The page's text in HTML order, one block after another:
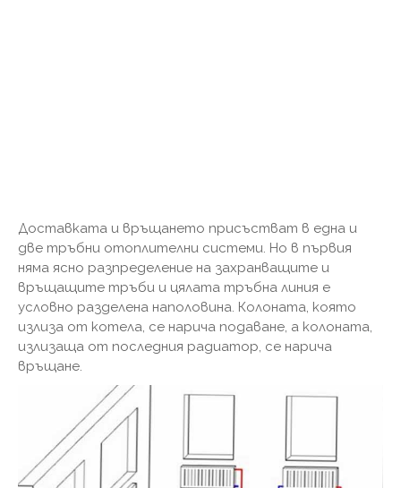
Доставката и връщането присъстват в една и
две тръбни отоплителни системи. Но в първия
няма ясно разпределение на захранващите и
връщащите тръби и цялата тръбна линия е
условно разделена наполовина. Колоната, която
излиза от котела, се нарича подаване, а колоната,
излизаща от последния радиатор, се нарича
връщане.